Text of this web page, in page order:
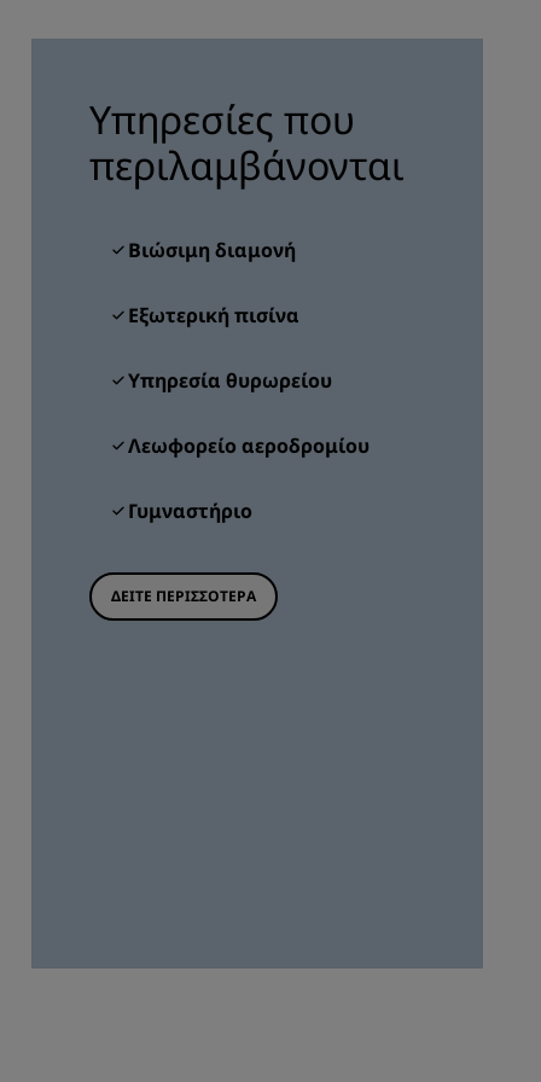
Διοργανωτές συναντήσεων
ΓΊΝΕΤΕ ΜΈΛΟΣ
Υπηρεσίες που
περιλαμβάνονται
Βιώσιμη διαμονή
Εξωτερική πισίνα
Υπηρεσία θυρωρείου
Λεωφορείο αεροδρομίου
Γυμναστήριο
ΔΕΊΤΕ ΠΕΡΙΣΣΌΤΕΡΑ